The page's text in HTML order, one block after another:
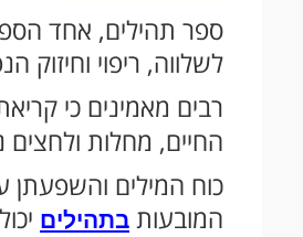
ספר תהילים, אחד
לשלווה, ריפוי וחיזוק
רבים מאמינים כי
החיים, מחלות ולחצים
כוח המילים והשפעתן
המובעות בתהילים